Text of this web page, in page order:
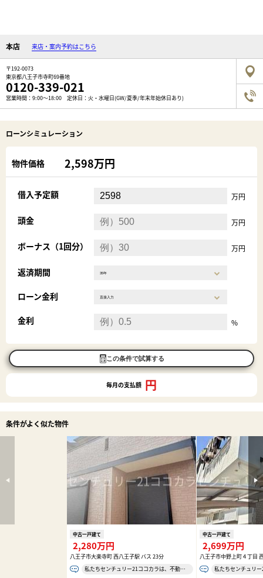
本店 来店・案内予約はこちら
〒192-0073
東京都八王子市寺町69番地
0120-339-021
営業時間：9:00～18:00 定休日：火・水曜日(GW/夏季/年末年始休日あり)
ローンシミュレーション
物件価格 2,598万円
借入予定額 万円
頭金 万円
ボーナス（1回分） 万円
返済期間
ローン金利
金利 %
この条件で試算する
毎月の支払額 円
条件がよく似た物件
中古一戸建て
2,280万円
八王子市大楽寺町 西八王子駅 バス 23分
私たちセンチュリー21ココカラは、不動産で「ここからはじまる幸せをつくる」というミッションのもと、…
中古一戸建て
2,699万円
八王子市中野上町４丁目